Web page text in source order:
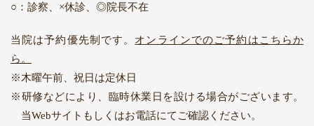
○：診察、×休診、◎院長不在
当院は予約優先制です。 オンラインでのご予約はこちらか
ら。
木曜午前、祝日は定休日
研修などにより、臨時休業日を設ける場合がございます。
当Webサイトもしくはお電話にてご確認ください。